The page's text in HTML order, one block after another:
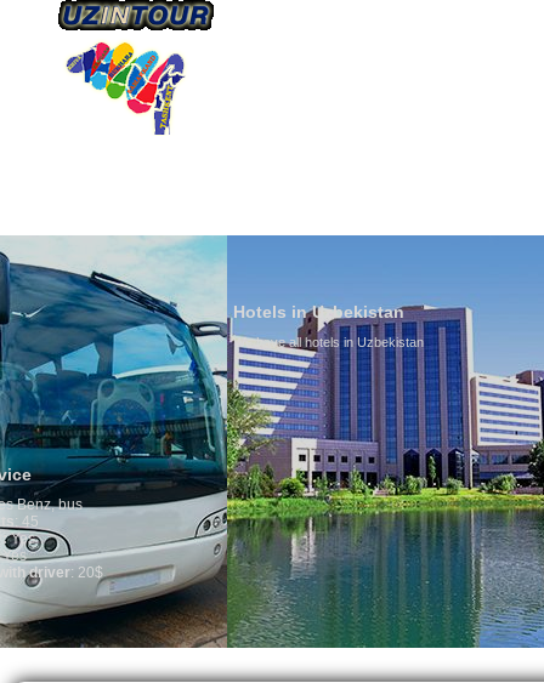
Hotels in Uzbekistan
We have all hotels in Uzbekistan
Culture of
By nature
is why migration
any influence on
general, the
growth is very
marriages is
percentage of
in the world.
family is
The usual
rather big. On